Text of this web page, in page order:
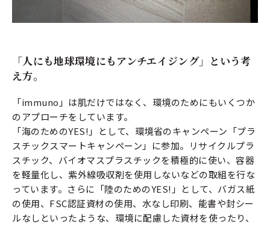
「人にも地球環境にもアンチエイジング」という考
え方。
「immuno」は肌だけではなく、環境のためにもいくつか
のアプローチをしています。
「海のためのYES!」として、環境省のキャンペーン「プラ
スチックスマートキャンペーン」に参加。リサイクルプラ
スチック、バイオマスプラスチックを積極的に使い、容器
を軽量化し、紫外線吸収剤を使用しないなどの取組を行な
っています。さらに「陸のためのYES!」として、バガス紙
の使用、FSC認証資材の使用、水なし印刷、能書や封シー
ルなしといったような、環境に配慮した資材を使ったり、